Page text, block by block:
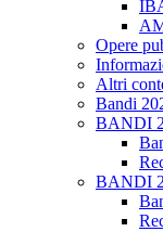
Opere
Altri
Bandi
BANDI
BANDI